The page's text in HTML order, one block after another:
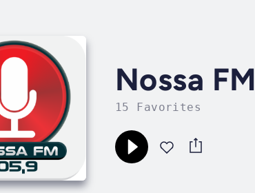
Nossa FM
15 Favorites